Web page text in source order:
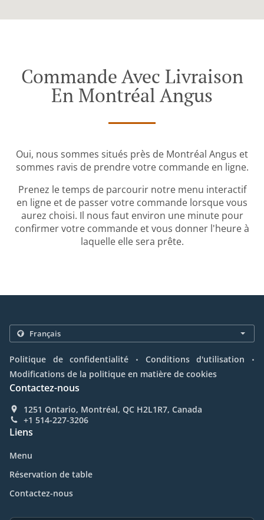
Commande Avec Livraison
En Montréal Angus
Oui, nous sommes situés près de Montréal Angus et
sommes ravis de prendre votre commande en ligne.
Prenez le temps de parcourir notre menu interactif
en ligne et de passer votre commande lorsque vous
aurez choisi. Il nous faut environ une minute pour
confirmer votre commande et vous donner l'heure à
laquelle elle sera prête.
Politique de confidentialité . Conditions d'utilisation .
Modifications de la politique en matière de cookies
Contactez-nous
1251 Ontario, Montréal, QC H2L1R7, Canada
+1 514-227-3206
Liens
Menu
Réservation de table
Contactez-nous